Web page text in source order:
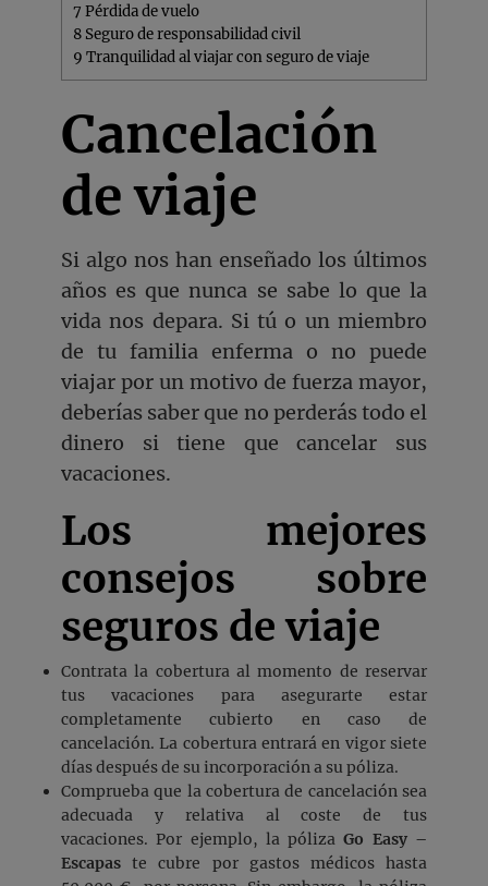
7 Pérdida de vuelo
8 Seguro de responsabilidad civil
9 Tranquilidad al viajar con seguro de viaje
Cancelación
de viaje
Si algo nos han enseñado los últimos
años es que nunca se sabe lo que la
vida nos depara. Si tú o un miembro
de tu familia enferma o no puede
viajar por un motivo de fuerza mayor,
deberías saber que no perderás todo el
dinero si tiene que cancelar sus
vacaciones.
Los mejores
consejos sobre
seguros de viaje
Contrata la cobertura al momento de reservar
tus vacaciones para asegurarte estar
completamente cubierto en caso de
cancelación. La cobertura entrará en vigor siete
días después de su incorporación a su póliza.
Comprueba que la cobertura de cancelación sea
adecuada y relativa al coste de tus
vacaciones. Por ejemplo, la póliza Go Easy –
Escapas te cubre por gastos médicos hasta